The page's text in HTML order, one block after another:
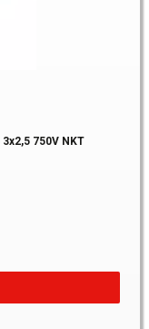
750V NKT